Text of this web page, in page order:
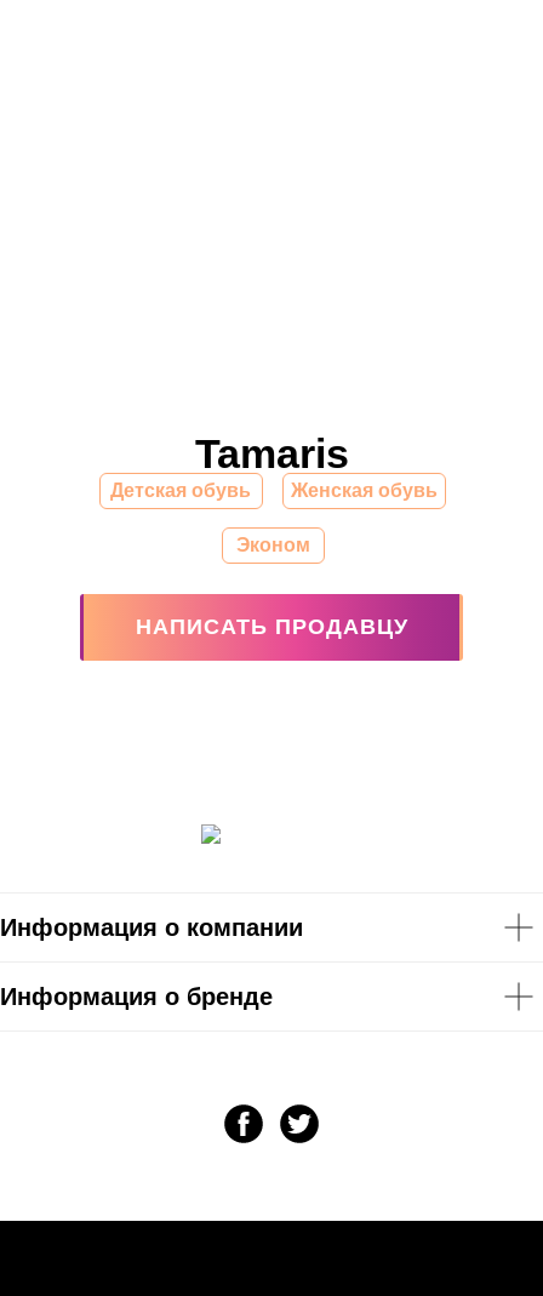
Tamaris
Детская обувь Женская обувь
Эконом
НАПИСАТЬ ПРОДАВЦУ
Информация о компании
Информация о бренде